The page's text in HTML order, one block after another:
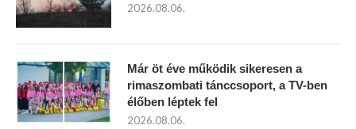
2026.08.06.
Már öt éve működik sikeresen a
rimaszombati tánccsoport, a TV-ben
élőben léptek fel
2026.08.06.